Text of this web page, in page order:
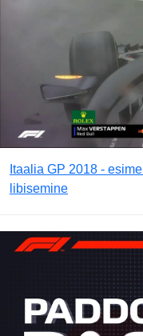
Itaalia GP 2018 -
libisemine